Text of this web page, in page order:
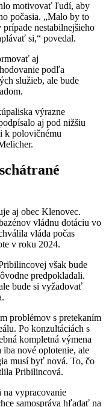
motivovať ľudí, aby
počasia. „Malo by to
nestabilnejšieho
si,“ povedal.
aj
podľa
služieb, ale bude
výrazne
aj pod nižšiu
k polovičnému
aj obec Klenovec.
vládnu dotáciu vo
vláda počas
v roku 2024.
však bude
predpokladali.
bude si vyžadovať
problémov s pretekaním
Po konzultáciách s
kompletná výmena
iba nové oplotenie, ale
musí byť nová. To, čo
Pribilincová.
na vypracovanie
samospráva hľadať na